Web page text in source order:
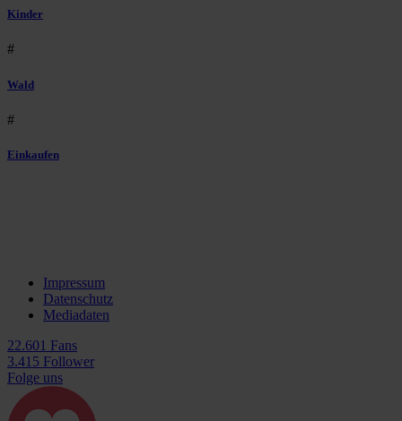
Kinder
#
Wald
#
Einkaufen
Impressum
Datenschutz
Mediadaten
22.601 Fans
3.415 Follower
Folge uns